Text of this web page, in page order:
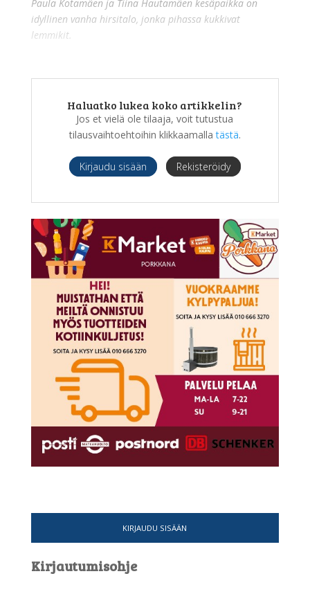
Paula Kotamäen ja Tiina Hautamäen kesäpaikka on
idyllinen vanha hirsitalo, jonka pihassa kukkivat
lemmikit.
Haluatko lukea koko artikkelin?
Jos et vielä ole tilaaja, voit tutustua
tilausvaihtoehtoihin klikkaamallatästä.
Kirjaudu sisään Rekisteröidy
KIRJAUDU SISÄÄN
Kirjautumisohje